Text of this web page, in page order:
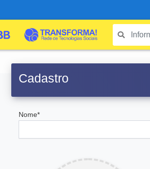
Cadastro
Nome*